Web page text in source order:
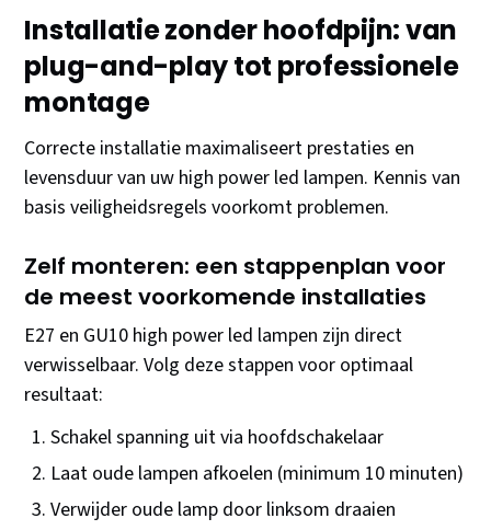
Installatie zonder hoofdpijn: van
plug-and-play tot professionele
montage
Correcte installatie maximaliseert prestaties en
levensduur van uw high power led lampen. Kennis van
basis veiligheidsregels voorkomt problemen.
Zelf monteren: een stappenplan voor
de meest voorkomende installaties
E27 en GU10 high power led lampen zijn direct
verwisselbaar. Volg deze stappen voor optimaal
resultaat:
Schakel spanning uit via hoofdschakelaar
Laat oude lampen afkoelen (minimum 10 minuten)
Verwijder oude lamp door linksom draaien